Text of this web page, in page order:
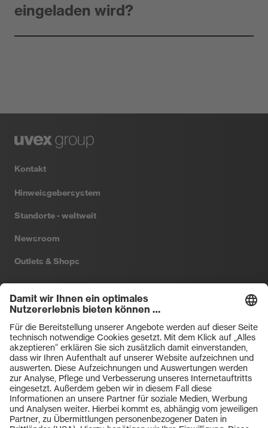
eingeladen wird?
Kontakt
Hinweisgebersystem
Standorte - weltweit
Newsroom
Outlets & Shops
HexArmor
laservision
Primetta
uvex safety
uvex sports
Hiplok
Rainer Winter Stiftung
ZU DEN SHOPS